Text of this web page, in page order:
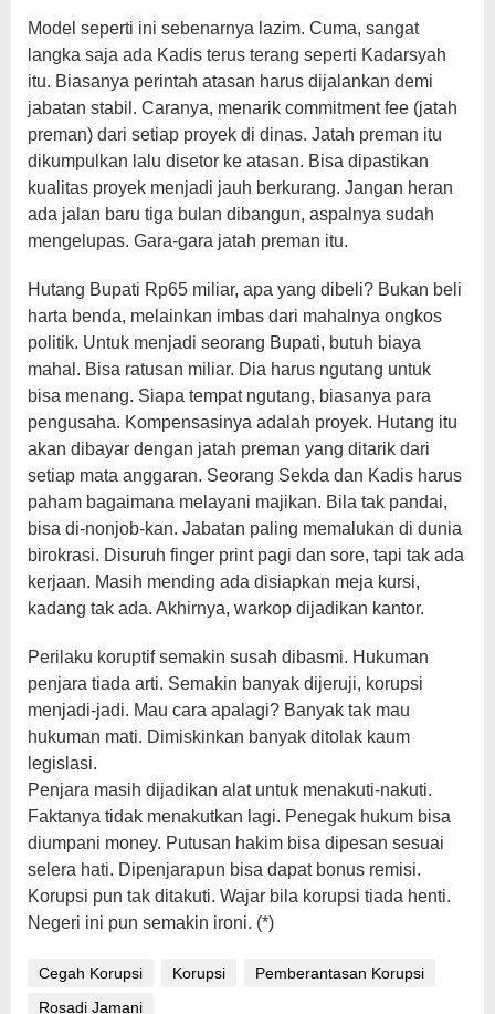
Model seperti ini sebenarnya lazim. Cuma, sangat
langka saja ada Kadis terus terang seperti Kadarsyah
itu. Biasanya perintah atasan harus dijalankan demi
jabatan stabil. Caranya, menarik commitment fee (jatah
preman) dari setiap proyek di dinas. Jatah preman itu
dikumpulkan lalu disetor ke atasan. Bisa dipastikan
kualitas proyek menjadi jauh berkurang. Jangan heran
ada jalan baru tiga bulan dibangun, aspalnya sudah
mengelupas. Gara-gara jatah preman itu.
Hutang Bupati Rp65 miliar, apa yang dibeli? Bukan beli
harta benda, melainkan imbas dari mahalnya ongkos
politik. Untuk menjadi seorang Bupati, butuh biaya
mahal. Bisa ratusan miliar. Dia harus ngutang untuk
bisa menang. Siapa tempat ngutang, biasanya para
pengusaha. Kompensasinya adalah proyek. Hutang itu
akan dibayar dengan jatah preman yang ditarik dari
setiap mata anggaran. Seorang Sekda dan Kadis harus
paham bagaimana melayani majikan. Bila tak pandai,
bisa di-nonjob-kan. Jabatan paling memalukan di dunia
birokrasi. Disuruh finger print pagi dan sore, tapi tak ada
kerjaan. Masih mending ada disiapkan meja kursi,
kadang tak ada. Akhirnya, warkop dijadikan kantor.
Perilaku koruptif semakin susah dibasmi. Hukuman
penjara tiada arti. Semakin banyak dijeruji, korupsi
menjadi-jadi. Mau cara apalagi? Banyak tak mau
hukuman mati. Dimiskinkan banyak ditolak kaum
legislasi.
Penjara masih dijadikan alat untuk menakuti-nakuti.
Faktanya tidak menakutkan lagi. Penegak hukum bisa
diumpani money. Putusan hakim bisa dipesan sesuai
selera hati. Dipenjarapun bisa dapat bonus remisi.
Korupsi pun tak ditakuti. Wajar bila korupsi tiada henti.
Negeri ini pun semakin ironi. (*)
Cegah Korupsi Korupsi
Pemberantasan Korupsi
Rosadi Jamani